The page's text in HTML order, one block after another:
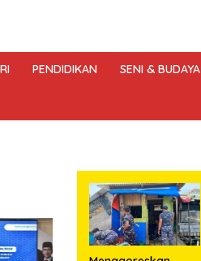
PENDIDIKAN SENI & BUDAYA